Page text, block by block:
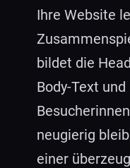
Ihre Website
bildet die
Body-Text
neugierig
einer